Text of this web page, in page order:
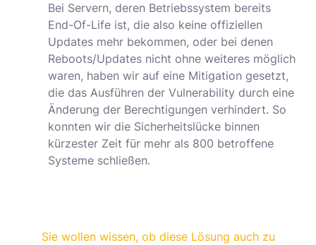
Bei Servern, deren Betriebssystem bereits
End-Of-Life ist, die also keine offiziellen
Updates mehr bekommen, oder bei denen
Reboots/Updates nicht ohne weiteres möglich
waren, haben wir auf eine Mitigation gesetzt,
die das Ausführen der Vulnerability durch eine
Änderung der Berechtigungen verhindert. So
konnten wir die Sicherheitslücke binnen
kürzester Zeit für mehr als 800 betroffene
Systeme schließen.
Sie wollen wissen, ob diese Lösung auch zu